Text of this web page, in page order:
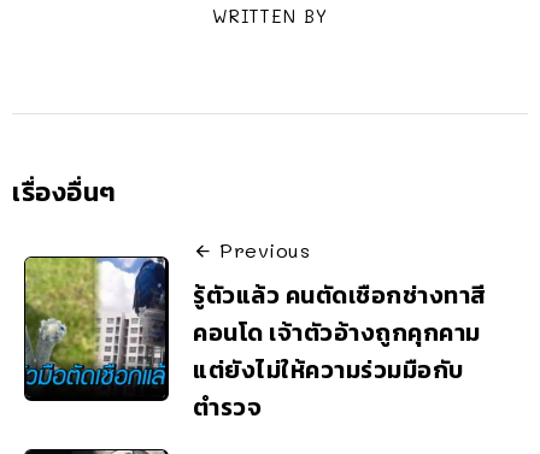
WRITTEN BY
เรื่องอื่นๆ
Previous
รู้ตัวแล้ว คนตัดเชือกช่างทาสี
คอนโด เจ้าตัวอ้างถูกคุกคาม
แต่ยังไม่ให้ความร่วมมือกับ
ตำรวจ